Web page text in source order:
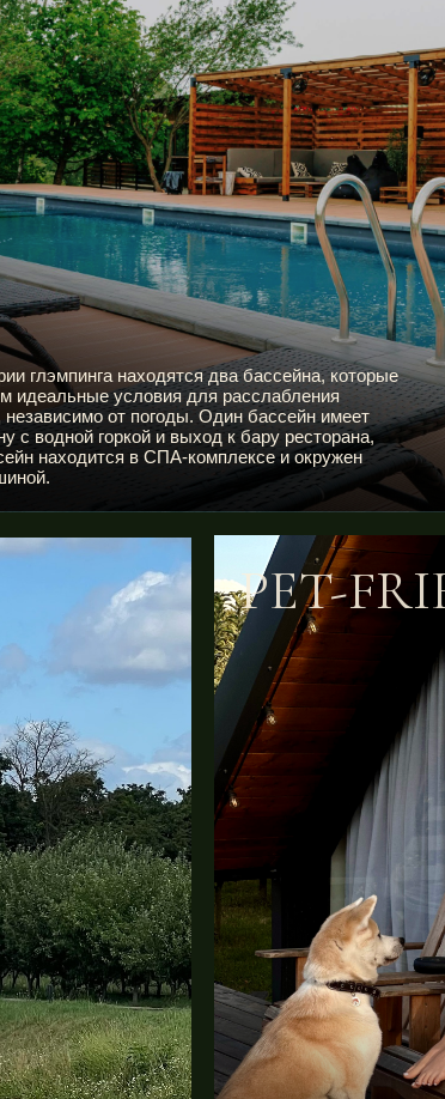
глэмпинга находятся два бассейна, которые
идеальные условия для расслабления
независимо от погоды. Один бассейн имеет
с водной горкой и выход к бару ресторана,
находится в СПА-комплексе и окружен
PET-